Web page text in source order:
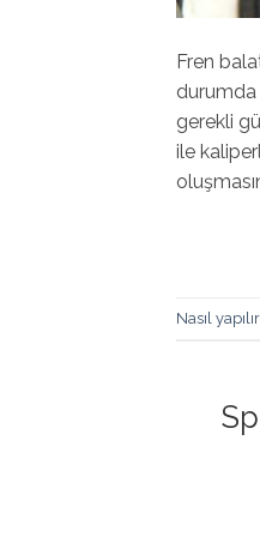
Fren
durumda
gerekli
ile
Nasıl yapılır